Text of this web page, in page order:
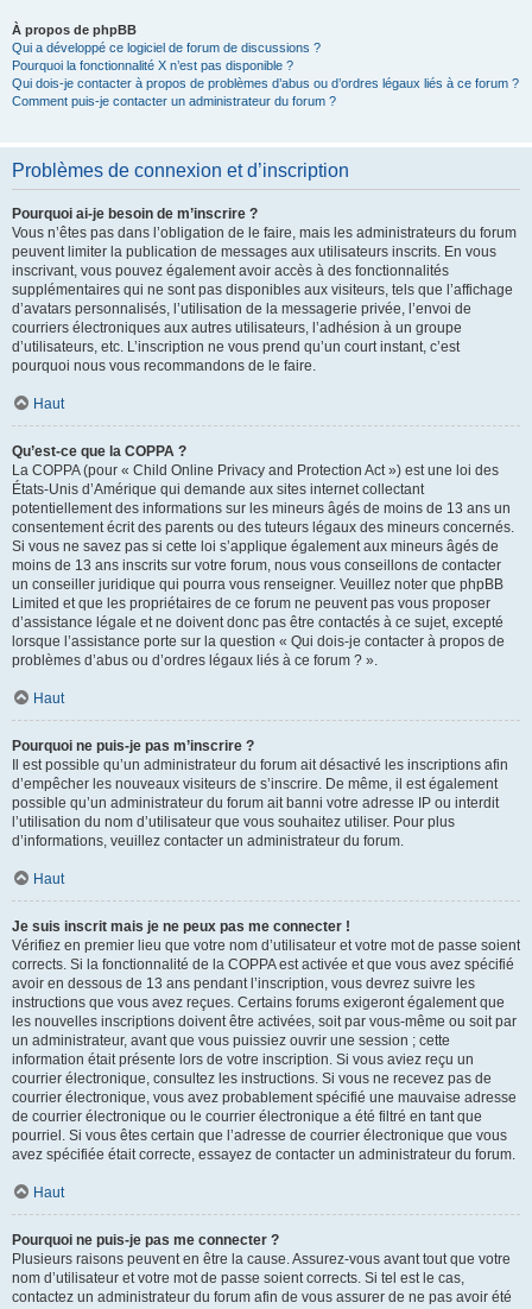
À propos de phpBB
Qui a développé ce logiciel de forum de discussions ?
Pourquoi la fonctionnalité X n’est pas disponible ?
Qui dois-je contacter à propos de problèmes d’abus ou d’ordres légaux liés à ce forum ?
Comment puis-je contacter un administrateur du forum ?
Problèmes de connexion et d’inscription
Pourquoi ai-je besoin de m’inscrire ?
Vous n’êtes pas dans l’obligation de le faire, mais les administrateurs du forum
peuvent limiter la publication de messages aux utilisateurs inscrits. En vous
inscrivant, vous pouvez également avoir accès à des fonctionnalités
supplémentaires qui ne sont pas disponibles aux visiteurs, tels que l’affichage
d’avatars personnalisés, l’utilisation de la messagerie privée, l’envoi de
courriers électroniques aux autres utilisateurs, l’adhésion à un groupe
d’utilisateurs, etc. L’inscription ne vous prend qu’un court instant, c’est
pourquoi nous vous recommandons de le faire.
Haut
Qu’est-ce que la COPPA ?
La COPPA (pour « Child Online Privacy and Protection Act ») est une loi des
États-Unis d’Amérique qui demande aux sites internet collectant
potentiellement des informations sur les mineurs âgés de moins de 13 ans un
consentement écrit des parents ou des tuteurs légaux des mineurs concernés.
Si vous ne savez pas si cette loi s’applique également aux mineurs âgés de
moins de 13 ans inscrits sur votre forum, nous vous conseillons de contacter
un conseiller juridique qui pourra vous renseigner. Veuillez noter que phpBB
Limited et que les propriétaires de ce forum ne peuvent pas vous proposer
d’assistance légale et ne doivent donc pas être contactés à ce sujet, excepté
lorsque l’assistance porte sur la question « Qui dois-je contacter à propos de
problèmes d’abus ou d’ordres légaux liés à ce forum ? ».
Haut
Pourquoi ne puis-je pas m’inscrire ?
Il est possible qu’un administrateur du forum ait désactivé les inscriptions afin
d’empêcher les nouveaux visiteurs de s’inscrire. De même, il est également
possible qu’un administrateur du forum ait banni votre adresse IP ou interdit
l’utilisation du nom d’utilisateur que vous souhaitez utiliser. Pour plus
d’informations, veuillez contacter un administrateur du forum.
Haut
Je suis inscrit mais je ne peux pas me connecter !
Vérifiez en premier lieu que votre nom d’utilisateur et votre mot de passe soient
corrects. Si la fonctionnalité de la COPPA est activée et que vous avez spécifié
avoir en dessous de 13 ans pendant l’inscription, vous devrez suivre les
instructions que vous avez reçues. Certains forums exigeront également que
les nouvelles inscriptions doivent être activées, soit par vous-même ou soit par
un administrateur, avant que vous puissiez ouvrir une session ; cette
information était présente lors de votre inscription. Si vous aviez reçu un
courrier électronique, consultez les instructions. Si vous ne recevez pas de
courrier électronique, vous avez probablement spécifié une mauvaise adresse
de courrier électronique ou le courrier électronique a été filtré en tant que
pourriel. Si vous êtes certain que l’adresse de courrier électronique que vous
avez spécifiée était correcte, essayez de contacter un administrateur du forum.
Haut
Pourquoi ne puis-je pas me connecter ?
Plusieurs raisons peuvent en être la cause. Assurez-vous avant tout que votre
nom d’utilisateur et votre mot de passe soient corrects. Si tel est le cas,
contactez un administrateur du forum afin de vous assurer de ne pas avoir été